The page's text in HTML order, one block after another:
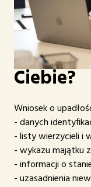
Jakie
Ciebie?
Wniosek o
- danych
- listy wierzycieli i
- wykazu majątku
- informacji o
- uzasadnienia